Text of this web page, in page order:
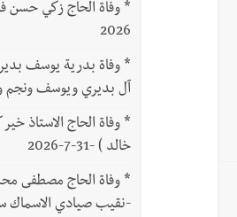
*
2026
*
آل بديري ويوسف ونجم
* وفاة الحاج الاستاذ
خالد ) -31-7-2026
*
-نقيب صيادي الاسماك